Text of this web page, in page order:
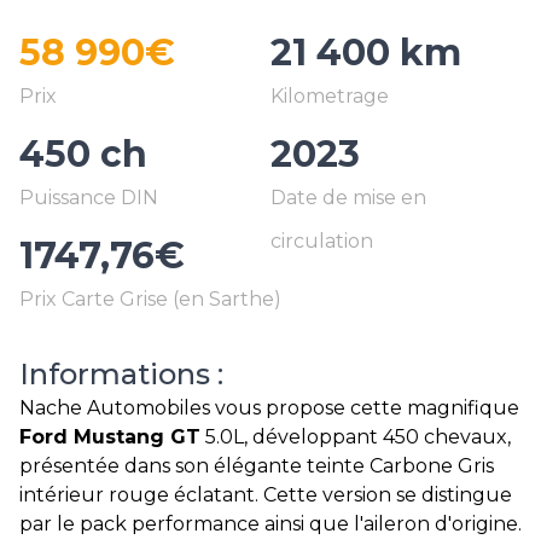
58 990€ 21 400 km
450 ch 2023
1747,76€
Informations :
Nache Automobiles vous propose cette magnifique
Ford Mustang GT 5.0L, développant 450 chevaux,
présentée dans son élégante teinte Carbone Gris
intérieur rouge éclatant. Cette version se distingue
par le pack performance ainsi que l'aileron d'origine.